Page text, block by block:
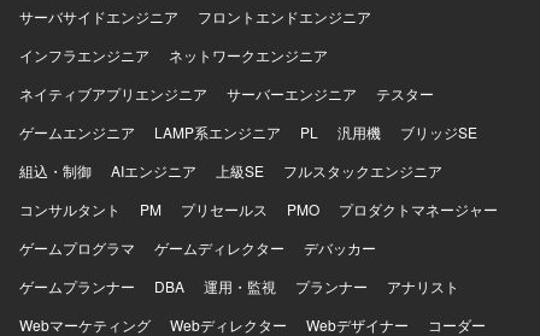
ましいです。ユーザーとのコミュニケーションを円滑に行
します。 【ポジションの魅力】 製造業向けの大規模なSAP
S/4HANA導入プロジェクトに参画し、PS、SD、COといっ
た基幹領域でFit to Standard方針の導入を経験していただけ
ます。実現化フェーズでのシステム試験や追加アドオン実
深く理解しながら、上流から下流まで一貫した導入プロセ
スに関わることができます。 【開発環境】 SAP S/4HANA
能および追加アドオンを活用したシステム構築を行ってお
ります。
サーバサイドエンジニア
フロントエンドエンジニア
インフラエンジニア
ネットワークエンジニア
ネイティブアプリエンジニア
サーバーエンジニア
テスター
ゲームエンジニア
LAMP系エンジニア PL 汎用機
ブリッジSE
組込・制御
AIエンジニア 上級SE
フルスタックエンジニア
コンサルタント
PM プリセールス PMO
プロダクトマネージャー
ゲームプログラマ
ゲームディレクター
デバッカー
ゲームプランナー
DBA 運用・監視 プランナー
アナリスト
Webマーケティング
Webディレクター Webデザイナー
コーダー